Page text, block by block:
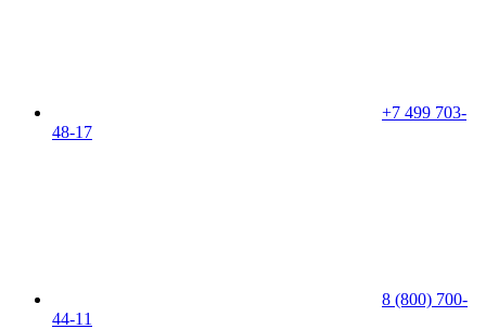
+7 499 703-
48-17
8 (800) 700-
44-11